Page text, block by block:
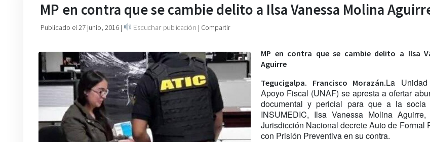
MP en contra que se cambie delito a Ilsa Vanessa Molina
Publicado el 27 junio, 2016 | Escuchar publicación | Compartir
MP en contra que se cambie delito a Ilsa
Aguirre
Tegucigalpa. Francisco Morazán.La
Apoyo Fiscal (UNAF) se apresta a ofertar
documental y pericial para que a la socia
INSUMEDIC, Ilsa Vanessa Molina
Jurisdicción Nacional decrete Auto de Formal
con Prisión Preventiva en su contra.